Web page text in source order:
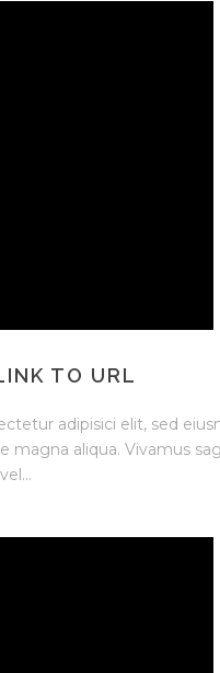
TO URL
adipisici elit, sed
magna aliqua. Vivamus